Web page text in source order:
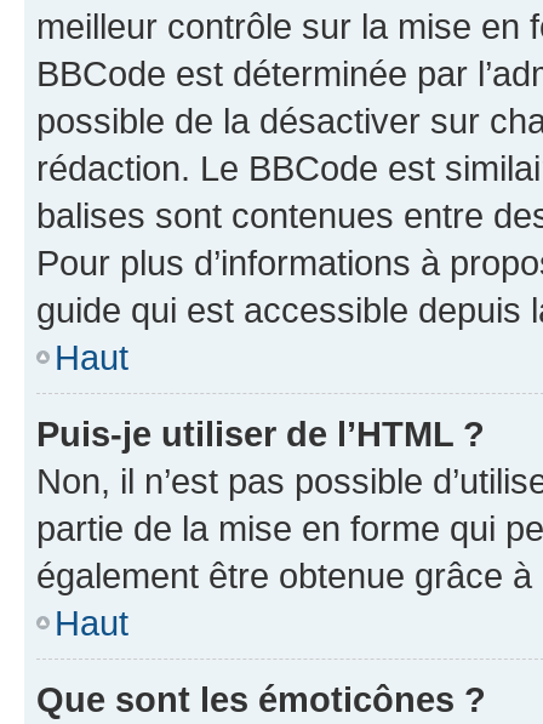
meilleur contrôle sur la mise en
BBCode est déterminée par
possible de la désactiver sur
rédaction. Le BBCode est
balises sont contenues entre
Pour plus d’informations à
guide qui est accessible depuis
Haut
Puis-je utiliser de l’HTML ?
Non, il n’est pas possible
partie de la mise en forme qui
également être obtenue grâce à
Haut
Que sont les émoticônes ?